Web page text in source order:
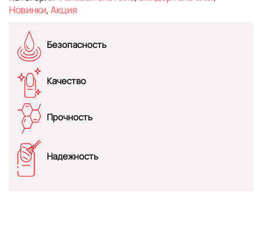
Новинки,Акция
Безопасность
Качество
Прочность
Надежность